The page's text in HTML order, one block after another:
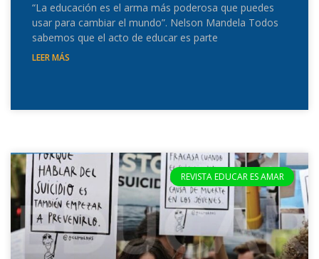
“La educación es el arma más poderosa que puedes
usar para cambiar el mundo”. Nelson Mandela Todos
sabemos que el acto de educar es parte
LEER MÁS
REVISTA EDUCAR ES AMAR